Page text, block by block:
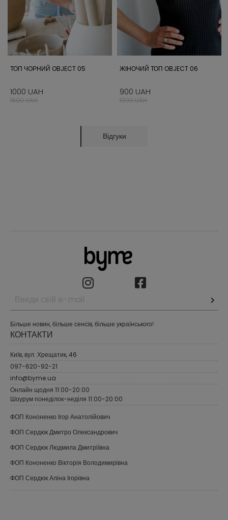
ТОП ЧОРНИЙ OBJECT 05
1000 UAH
1800 UAH
ЖІНОЧИЙ ТОП OBJECT 06
900 UAH
1900 UAH
Відгуки
Більше новин, більше сенсів, більше українського!
КОНТАКТИ
Київ, вул. Хрещатик, 46
097-620-92-21
info@byme.ua
Онлайн щодня 11:00-20:00
Шоурум понеділок-неділя 11:00-20:00
ФОП Кононенко Ігор Анатолійович
ФОП Сердюк Дмитро Олександрович
ФОП Сердюк Людмила Дмитріївна
ФОП Кононенко Вікторія Володимирівна
ФОП Сердюк Аліна Ігорівна